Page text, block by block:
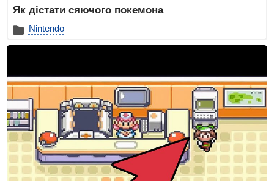
Як дістати сяючого покемона
Nintendo